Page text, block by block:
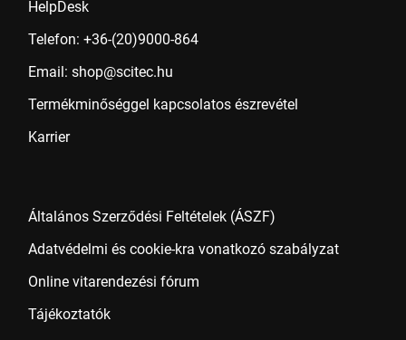
HelpDesk
Telefon: +36-(20)9000-864
Email: shop@scitec.hu
Termékminőséggel kapcsolatos észrevétel
Karrier
Általános Szerződési Feltételek (ÁSZF)
Adatvédelmi és cookie-kra vonatkozó szabályzat
Online vitarendezési fórum
Tájékoztatók